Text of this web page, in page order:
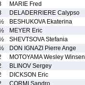
MARIE Fred
DELADERRIERE Calypso
BESHUKOVA Ekaterina
MEYER Eric
SHEVTSOVA Stefania
DON IGNAZI Pierre Ange
MOTOYAMA Wesley Winsen
BLINOV Sergey
DICKSON Eric
CORMI Sandro